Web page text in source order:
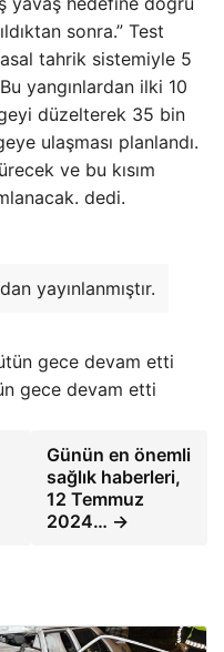
sonra.” Test
tahrik sistemiyle 5
yangınlardan ilki 10
düzelterek 35 bin
ulaşması planlandı.
ve bu kısım
dedi.
yayınlanmıştır.
gece devam etti
Günün en önemli
sağlık haberleri,
12 Temmuz
2024… →